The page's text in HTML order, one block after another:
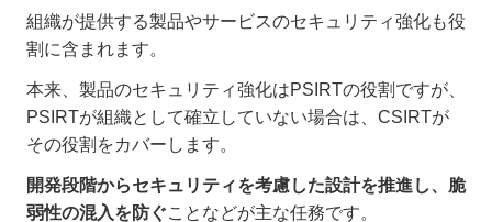
組織が提供する製品やサービスのセキュリティ強化も役
割に含まれます。
本来、製品のセキュリティ強化はPSIRTの役割ですが、
PSIRTが組織として確立していない場合は、CSIRTが
その役割をカバーします。
開発段階からセキュリティを考慮した設計を推進し、脆
弱性の混入を防ぐことなどが主な任務です。